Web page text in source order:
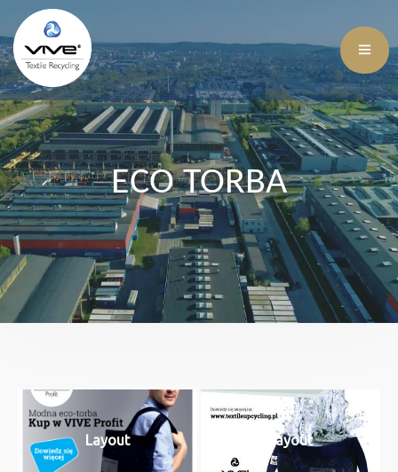
ECO TORBA
Layout Layout